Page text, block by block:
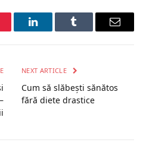
LinkedInTumblr Email
NEXT ARTICLE
Cum să slăbești sănătos
fără diete drastice